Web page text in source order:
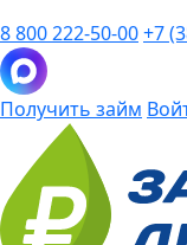
8 800 222-50-00+7
Получить займ